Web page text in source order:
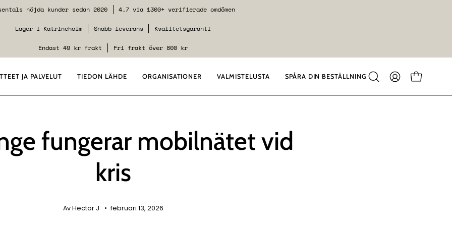
nöjda kunder sedan 2020 4,7 via 1300+ verifierade omdömen
Lager i Katrineholm Snabb leverans Kvalitetsgaranti
Endast 49 kr frakt Fri frakt över 800 kr
JA PALVELUT TIEDON LÄHDE ORGANISATIONER VALMISTELUSTA SPÅRA DIN BESTÄLLNING
Sulje
TILINI KATSO
fungerar mobilnätet vid
kris
Av Hector J februari 13, 2026